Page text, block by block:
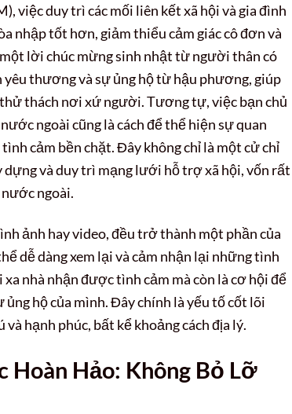
việc duy trì các mối liên kết xã hội và gia đình
nhập tốt hơn, giảm thiểu cảm giác cô đơn và
lời chúc mừng sinh nhật từ người thân có
thương và sự ủng hộ từ hậu phương, giúp
thách nơi xứ người. Tương tự, việc bạn chủ
ngoài cũng là cách để thể hiện sự quan
cảm bền chặt. Đây không chỉ là một cử chỉ
dựng và duy trì mạng lưới hỗ trợ xã hội, vốn rất
ngoài.
ảnh hay video, đều trở thành một phần của
dễ dàng xem lại và cảm nhận lại những tình
nhà nhận được tình cảm mà còn là cơ hội để
hộ của mình. Đây chính là yếu tố cốt lõi
hạnh phúc, bất kể khoảng cách địa lý.
Hoàn Hảo: Không Bỏ Lỡ